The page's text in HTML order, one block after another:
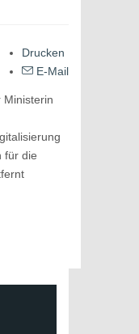
Drucken
E-Mail
Ministerin
für die